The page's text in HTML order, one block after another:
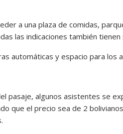
a una plaza de comidas,
las indicaciones también tienen
automáticas y espacio para los
pasaje, algunos asistentes se
que el precio sea de 2